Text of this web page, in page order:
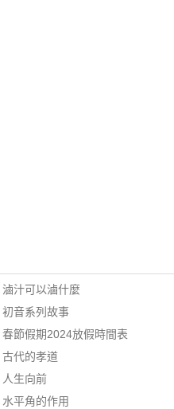
滷汁可以滷什麼
初音系列故事
春節假期2024放假時間表
古代的孝道
人生向前
水平角的作用